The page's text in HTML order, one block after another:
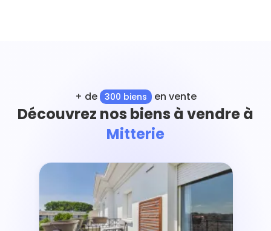
+ de 300 biens en vente
Découvrez nos biens à vendre à
Mitterie